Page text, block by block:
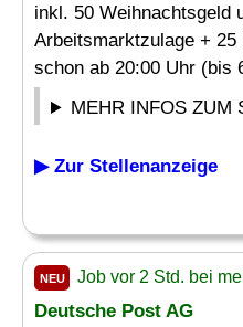
inkl. 50 Weihnachtsgeld
Arbeitsmarktzulage +
schon ab 20:00 Uhr (bis
MEHR INFOS ZUM
▶ Zur Stellenanzeige
NEU Job vor 2 Std. bei
Deutsche Post AG